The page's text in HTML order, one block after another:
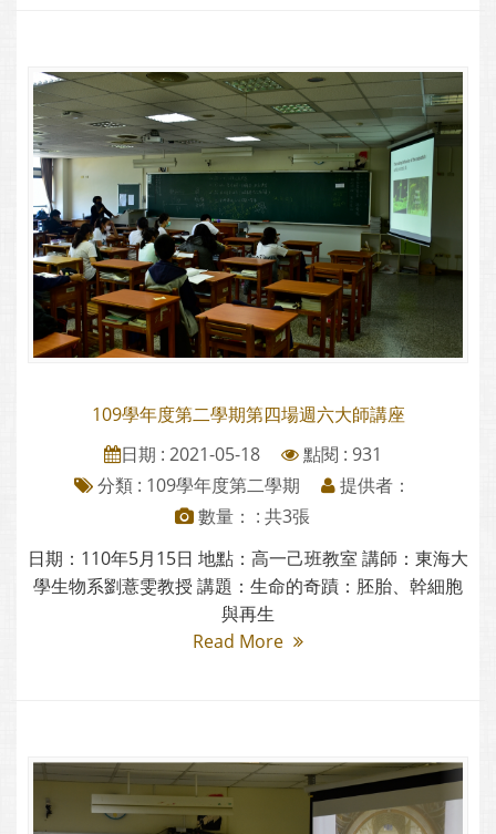
109學年度第二學期第四場週六大師講座
日期 : 2021-05-18
點閱 : 931
分類 : 109學年度第二學期
提供者：
數量： : 共3張
日期：110年5月15日 地點：高一己班教室 講師：東海大
學生物系劉薏雯教授 講題：生命的奇蹟：胚胎、幹細胞
與再生
Read More